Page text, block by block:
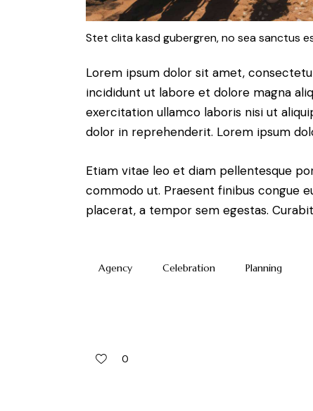
Stet clita kasd gubergren, no sea sanctus
Lorem ipsum dolor sit amet,
incididunt ut labore et dolore magna
exercitation ullamco laboris nisi ut
dolor in reprehenderit. Lorem ipsum
Etiam vitae leo et diam pellentesque
commodo ut. Praesent finibus congue
placerat, a tempor sem egestas.
Agency Celebration Planning
0